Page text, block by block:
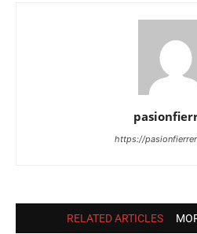
https://
RELATED ARTICLES